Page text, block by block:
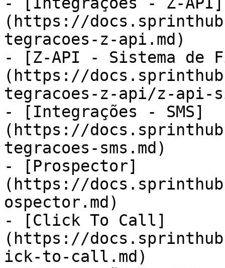
(https://
tegracoes-z-api.md)
- [Z-API - Sistema de
(https://
tegracoes-z-api/z-api-
- [Integrações - SMS]
(https://
tegracoes-sms.md)
- [Prospector]
(https://
ospector.md)
- [Click To Call]
(https://
ick-to-call.md)